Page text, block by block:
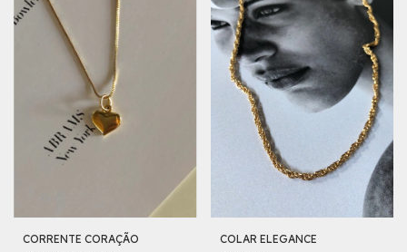
CORRENTE CORAÇÃO
COLAR ELEGANCE